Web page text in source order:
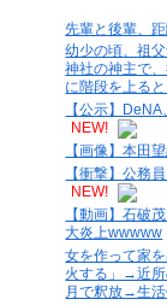
先輩と後輩、
幼少の頃、祖
神社の神主で
に階段を上る
【公示】
NEW!
【画像】本田
【衝撃】公務
NEW!
【動画】石破
大炎上wwwww
女を作って家
火する」→近
月で釈放→生